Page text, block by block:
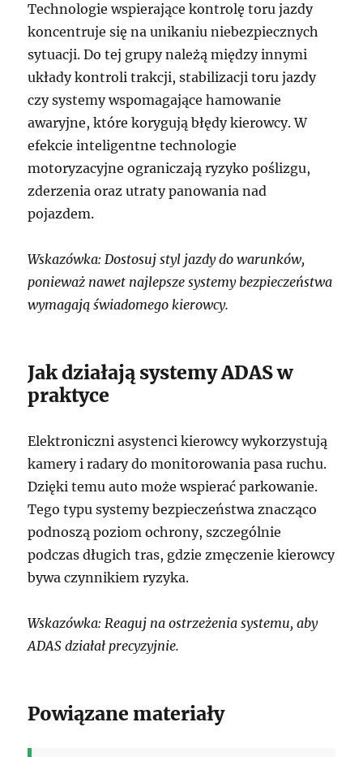
Technologie wspierające kontrolę toru jazdy
koncentruje się na unikaniu niebezpiecznych
sytuacji. Do tej grupy należą między innymi
układy kontroli trakcji, stabilizacji toru jazdy
czy systemy wspomagające hamowanie
awaryjne, które korygują błędy kierowcy. W
efekcie inteligentne technologie
motoryzacyjne ograniczają ryzyko poślizgu,
zderzenia oraz utraty panowania nad
pojazdem.
Wskazówka: Dostosuj styl jazdy do warunków,
ponieważ nawet najlepsze systemy bezpieczeństwa
wymagają świadomego kierowcy.
Jak działają systemy ADAS w
praktyce
Elektroniczni asystenci kierowcy wykorzystują
kamery i radary do monitorowania pasa ruchu.
Dzięki temu auto może wspierać parkowanie.
Tego typu systemy bezpieczeństwa znacząco
podnoszą poziom ochrony, szczególnie
podczas długich tras, gdzie zmęczenie kierowcy
bywa czynnikiem ryzyka.
Wskazówka: Reaguj na ostrzeżenia systemu, aby
ADAS działał precyzyjnie.
Powiązane materiały